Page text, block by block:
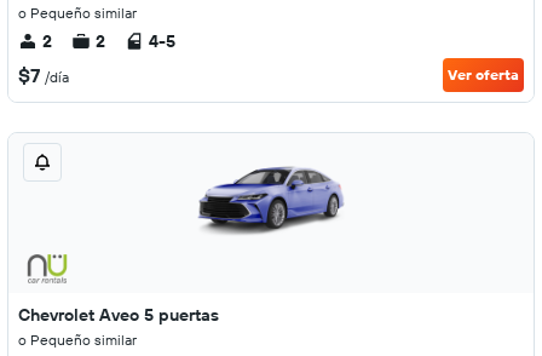
o Pequeño similar
2 2 4-5
$7 /día Ver oferta
Chevrolet Aveo 5 puertas
o Pequeño similar